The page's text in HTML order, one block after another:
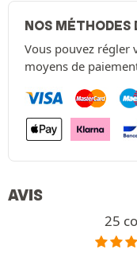
NOS MÉTHODES
Vous pouvez régler
moyens de
AVIS
25